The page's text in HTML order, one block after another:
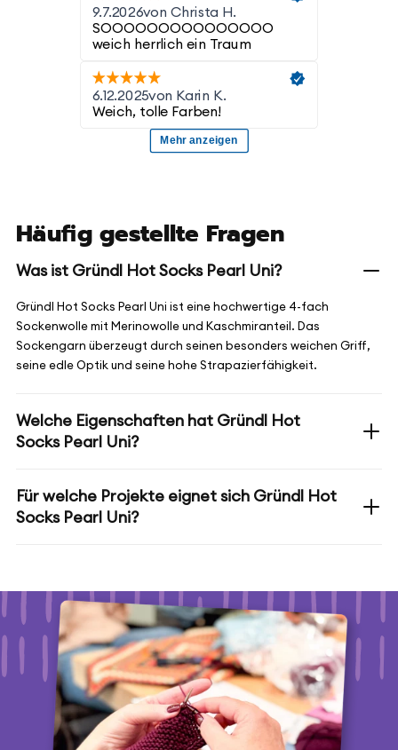
Häufig gestellte Fragen
Was ist Gründl Hot Socks Pearl Uni?
Gründl Hot Socks Pearl Uni ist eine hochwertige 4-fach
Sockenwolle mit Merinowolle und Kaschmiranteil. Das
Sockengarn überzeugt durch seinen besonders weichen Griff,
seine edle Optik und seine hohe Strapazierfähigkeit.
Welche Eigenschaften hat Gründl Hot
Socks Pearl Uni?
Für welche Projekte eignet sich Gründl Hot
Socks Pearl Uni?